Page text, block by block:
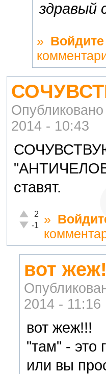
здравый
» Войдите
2014 - 10:43
СОЧУВСТВУЮ
ставят.
Отлично!
2
Неадекватно!
-1 »
вот
2014 - 11:16
вот жеж!!!
"там" - это
или вы